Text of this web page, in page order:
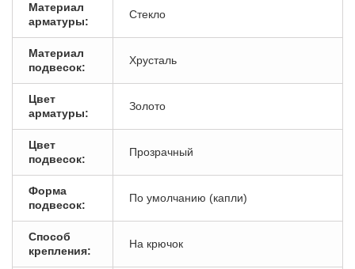
Материал
арматуры:
Стекло
Материал
подвесок:
Хрусталь
Цвет
арматуры:
Золото
Цвет
подвесок:
Прозрачный
Форма
подвесок:
По умолчанию (капли)
Способ
крепления:
На крючок